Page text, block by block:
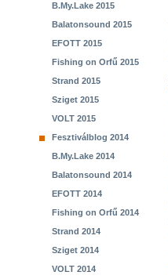
B.My.Lake 2015
Balatonsound 2015
EFOTT 2015
Fishing on Orfű 2015
Strand 2015
Sziget 2015
VOLT 2015
Fesztiválblog 2014
B.My.Lake 2014
Balatonsound 2014
EFOTT 2014
Fishing on Orfű 2014
Strand 2014
Sziget 2014
VOLT 2014